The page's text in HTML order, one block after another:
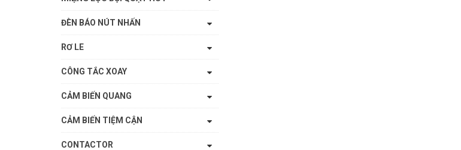
ĐÈN BÁO NÚT NHẤN
RƠ LE
CÔNG TẮC XOAY
CẢM BIẾN QUANG
CẢM BIẾN TIỆM CẬN
CONTACTOR